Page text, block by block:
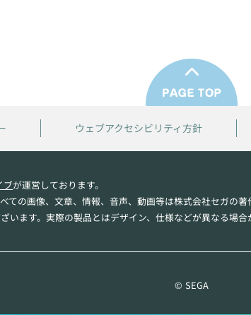
ウェブアクセシビリティ方針
ブが運営しております。
ての画像、文章、情報、音声、動画等は株式会社セガの著
います。実際の製品とはデザイン、仕様などが異なる場合
© SEGA